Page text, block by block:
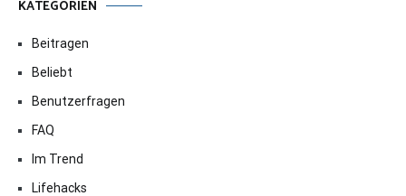
KATEGORIEN
Beitragen
Beliebt
Benutzerfragen
FAQ
Im Trend
Lifehacks